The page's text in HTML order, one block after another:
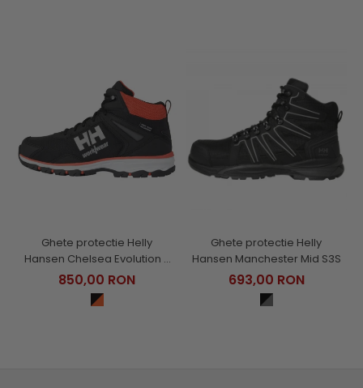
Ghete protectie Helly
Hansen Chelsea Evolution 2
Mid HT Soft Toe, O2, HRO,
SRC, ESD
850,00 RON
Ghete protectie Helly
Hansen Manchester Mid S3S
693,00 RON